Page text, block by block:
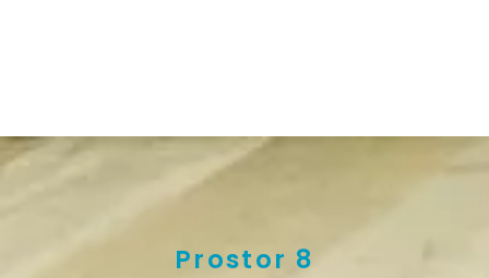
Prostor 8